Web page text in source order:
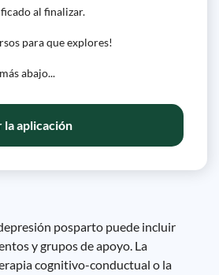
al finalizar.
para que explores!
abajo...
la aplicación
posparto puede incluir
y grupos de apoyo. La
cognitivo-conductual o la